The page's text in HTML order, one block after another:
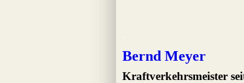
.
Bernd Meyer
Kraftverkehrsmeister